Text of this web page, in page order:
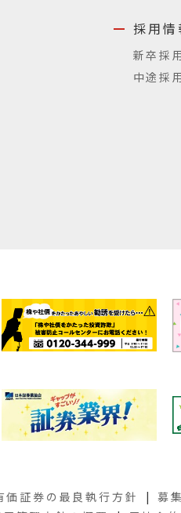
採用情
新卒採
中途採
価証券の最良執行方針 募